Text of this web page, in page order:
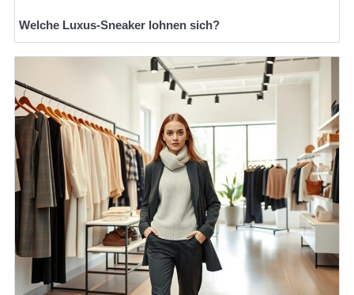
Welche Luxus-Sneaker lohnen sich?